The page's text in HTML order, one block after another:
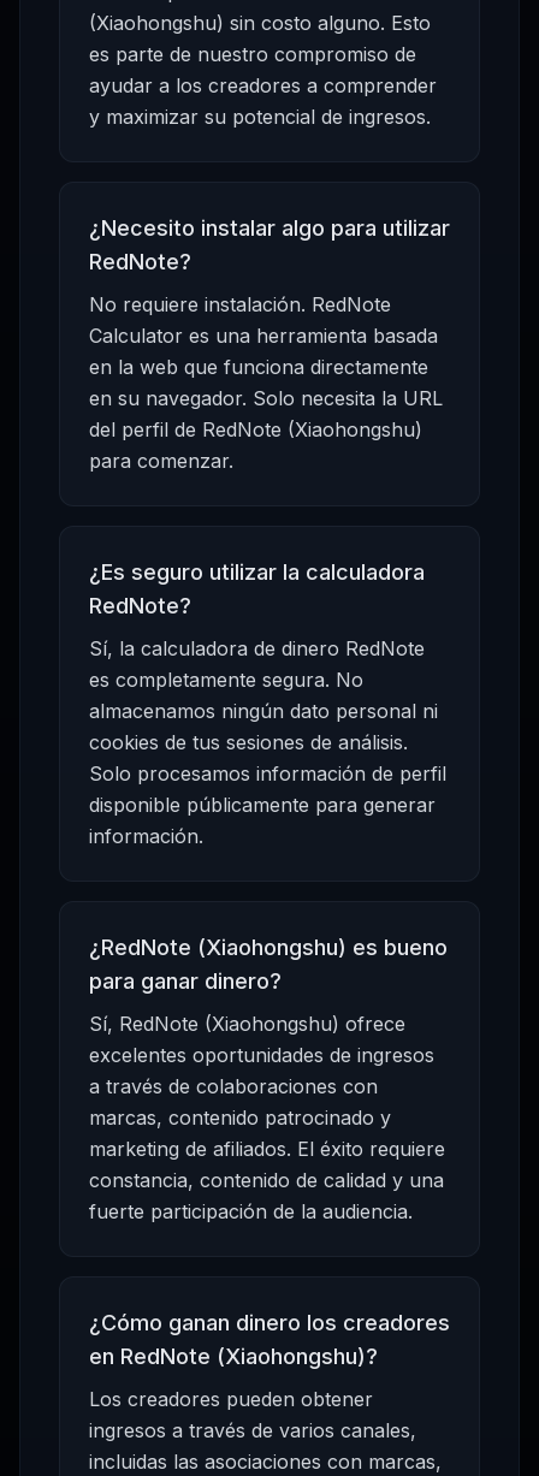
(Xiaohongshu) sin costo alguno. Esto
es parte de nuestro compromiso de
ayudar a los creadores a comprender
y maximizar su potencial de ingresos.
¿Necesito instalar algo para utilizar
RedNote?
No requiere instalación. RedNote
Calculator es una herramienta basada
en la web que funciona directamente
en su navegador. Solo necesita la URL
del perfil de RedNote (Xiaohongshu)
para comenzar.
¿Es seguro utilizar la calculadora
RedNote?
Sí, la calculadora de dinero RedNote
es completamente segura. No
almacenamos ningún dato personal ni
cookies de tus sesiones de análisis.
Solo procesamos información de perfil
disponible públicamente para generar
información.
¿RedNote (Xiaohongshu) es bueno
para ganar dinero?
Sí, RedNote (Xiaohongshu) ofrece
excelentes oportunidades de ingresos
a través de colaboraciones con
marcas, contenido patrocinado y
marketing de afiliados. El éxito requiere
constancia, contenido de calidad y una
fuerte participación de la audiencia.
¿Cómo ganan dinero los creadores
en RedNote (Xiaohongshu)?
Los creadores pueden obtener
ingresos a través de varios canales,
incluidas las asociaciones con marcas,